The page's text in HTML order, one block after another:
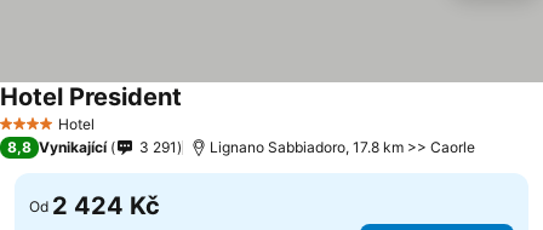
4 Počet hvězdiček
Hotel
Hotel President
8,8 Vynikající 3 291 Lignano Sabbiadoro, 17.8 km >> Caorle
Od 2 424 Kč